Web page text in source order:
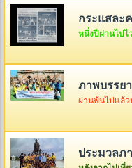
กระแสละค
ภาพบรรยาก
ประมวลภ